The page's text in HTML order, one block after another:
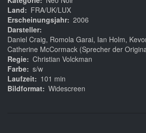
Land
FRA/UK/LUX
Erscheinungsjahr 2006
Darsteller
Daniel Craig, Romola Garai, Ian Holm,
Catherine McCormack (Sprecher der
Regie Christian Volckman
Farbe s/w
Laufzeit
101 min
Bildformat Widescreen